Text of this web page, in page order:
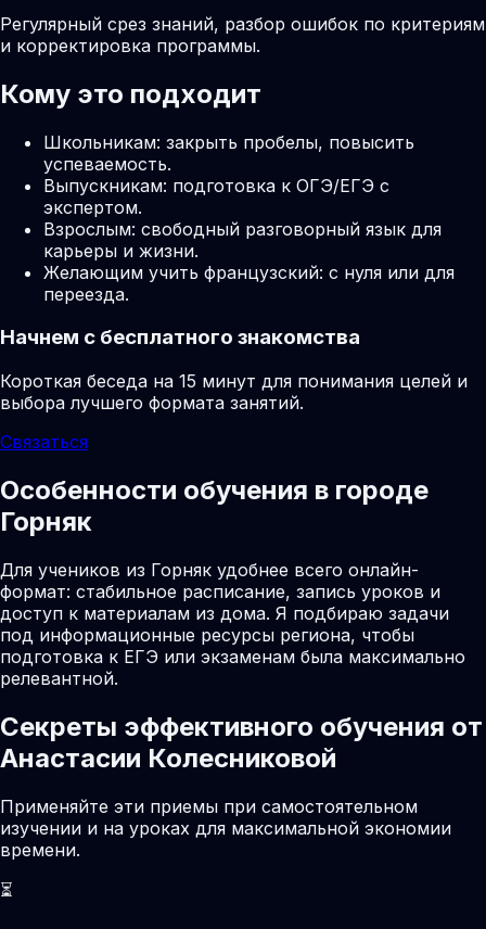
Регулярный срез знаний, разбор ошибок по критериям
и корректировка программы.
Кому это подходит
Школьникам: закрыть пробелы, повысить
успеваемость.
Выпускникам: подготовка к ОГЭ/ЕГЭ с
экспертом.
Взрослым: свободный разговорный язык для
карьеры и жизни.
Желающим учить французский: с нуля или для
переезда.
Начнем с бесплатного знакомства
Короткая беседа на 15 минут для понимания целей и
выбора лучшего формата занятий.
Связаться
Особенности обучения в городе
Горняк
Для учеников из Горняк удобнее всего онлайн-
формат: стабильное расписание, запись уроков и
доступ к материалам из дома. Я подбираю задачи
под информационные ресурсы региона, чтобы
подготовка к ЕГЭ или экзаменам была максимально
релевантной.
Секреты эффективного обучения от
Анастасии Колесниковой
Применяйте эти приемы при самостоятельном
изучении и на уроках для максимальной экономии
времени.
⏳